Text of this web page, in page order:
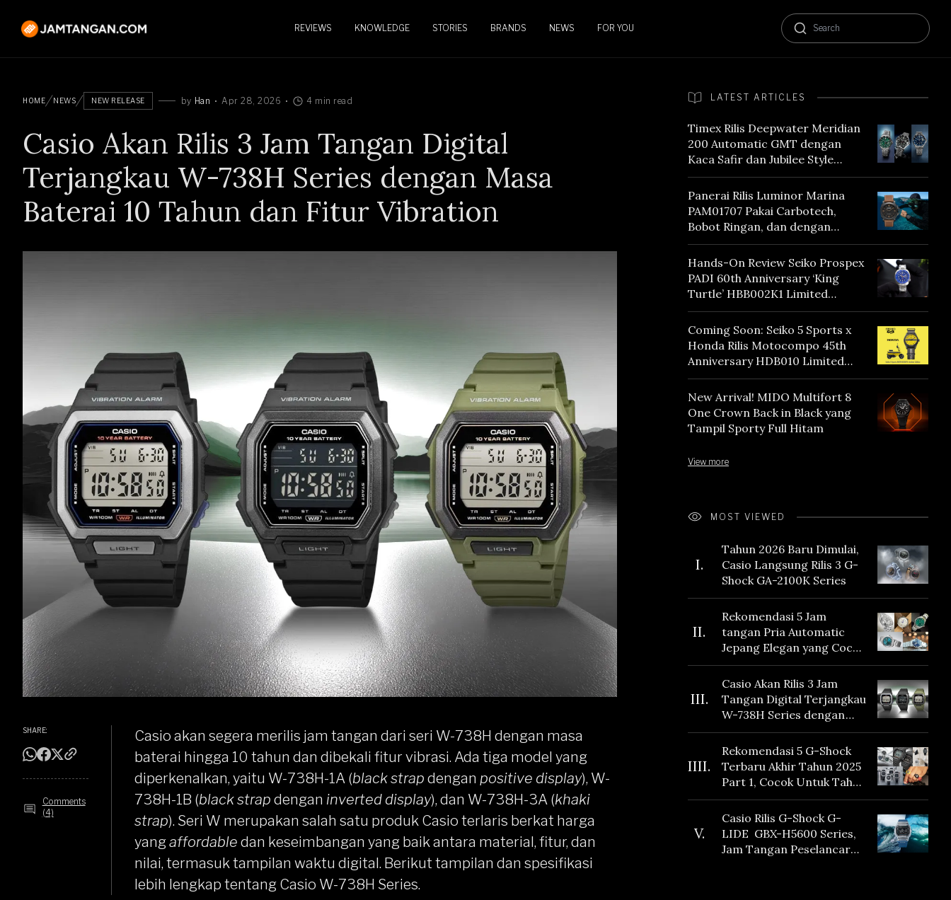
REVIEWS KNOWLEDGE STORIES BRANDS NEWS FOR YOU
HOME NEWS NEW RELEASE by Han Apr 28, 2026 4 min read
Casio Akan Rilis 3 Jam Tangan Digital
Terjangkau W-738H Series dengan Masa
Baterai 10 Tahun dan Fitur Vibration
SHARE:
Comments
(4)
Casio akan segera merilis jam tangan dari seri W-738H dengan masa
baterai hingga 10 tahun dan dibekali fitur vibrasi. Ada tiga model yang
diperkenalkan, yaitu W-738H-1A (black strap dengan positive display), W-
738H-1B (black strap dengan inverted display), dan W-738H-3A (khaki
strap). Seri W merupakan salah satu produk Casio terlaris berkat harga
yangaffordable dan keseimbangan yang baik antara material, fitur, dan
nilai, termasuk tampilan waktu digital. Berikut tampilan dan spesifikasi
lebih lengkap tentang Casio W-738H Series.
LATEST ARTICLES
Timex Rilis Deepwater Meridian
200 Automatic GMT dengan
Kaca Safir dan Jubilee Style
Bracelet
Panerai Rilis Luminor Marina
PAM01707 Pakai Carbotech,
Bobot Ringan, dan dengan
Vintage Vibes
Hands-On Review Seiko Prospex
PADI 60th Anniversary ‘King
Turtle’ HBB002K1 Limited
Edition
Coming Soon: Seiko 5 Sports x
Honda Rilis Motocompo 45th
Anniversary HDB010 Limited
Edition
New Arrival! MIDO Multifort 8
One Crown Back in Black yang
Tampil Sporty Full Hitam
View more
MOST VIEWED
I.
Tahun 2026 Baru Dimulai,
Casio Langsung Rilis 3 G-
Shock GA-2100K Series
II.
Rekomendasi 5 Jam
tangan Pria Automatic
Jepang Elegan yang Cocok
Dikoleksi di 2026
III.
Casio Akan Rilis 3 Jam
Tangan Digital Terjangkau
W-738H Series dengan
Masa Baterai 10 Tahun
dan Fitur Vibration
IIII.
Rekomendasi 5 G-Shock
Terbaru Akhir Tahun 2025
Part 1, Cocok Untuk Tahun
Baru!
V.
Casio Rilis G-Shock G-
LIDE GBX-H5600 Series,
Jam Tangan Peselancar